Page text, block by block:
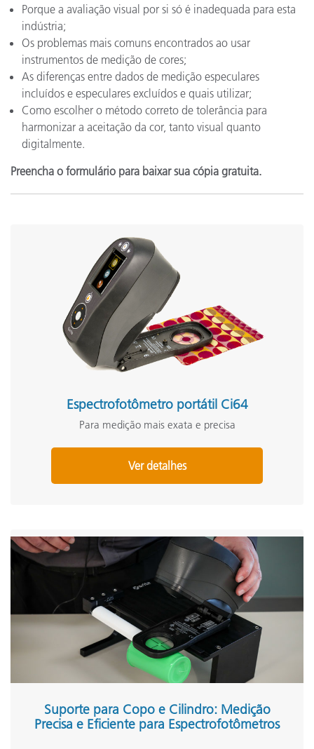
Porque a avaliação visual por si só é inadequada para esta
indústria;
Os problemas mais comuns encontrados ao usar
instrumentos de medição de cores;
As diferenças entre dados de medição especulares
incluídos e especulares excluídos e quais utilizar;
Como escolher o método correto de tolerância para
harmonizar a aceitação da cor, tanto visual quanto
digitalmente.
Preencha o formulário para baixar sua cópia gratuita.
Espectrofotômetro portátil Ci64
Para medição mais exata e precisa
Ver detalhes
Suporte para Copo e Cilindro: Medição
Precisa e Eficiente para Espectrofotômetros